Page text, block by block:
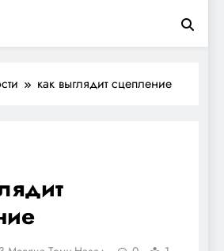
как выглядит сцепление